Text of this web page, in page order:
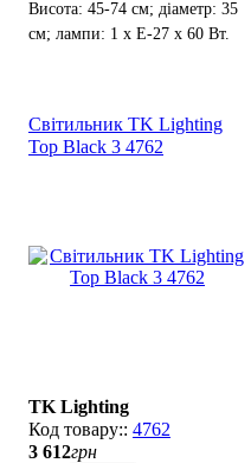
Висота: 45-74 см; діаметр: 35
см; лампи: 1 х Е-27 х 60 Вт.
Світильник TK Lighting
Top Black 3 4762
TK Lighting
4762
3 612грн